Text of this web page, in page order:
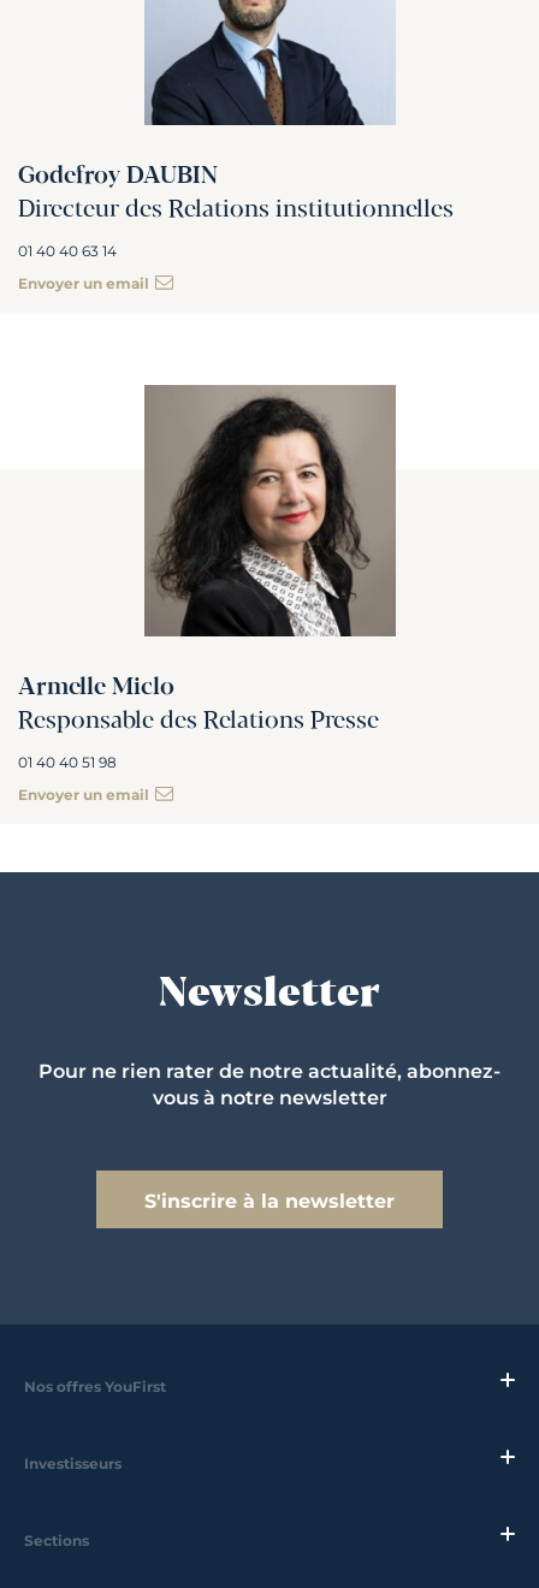
Godefroy DAUBIN
Directeur des Relations institutionnelles
01 40 40 63 14
Envoyer un email
Armelle Miclo
Responsable des Relations Presse
01 40 40 51 98
Envoyer un email
Newsletter
Pour ne rien rater de notre actualité, abonnez-
vous à notre newsletter
S'inscrire à la newsletter
Nos offres YouFirst
Investisseurs
Sections